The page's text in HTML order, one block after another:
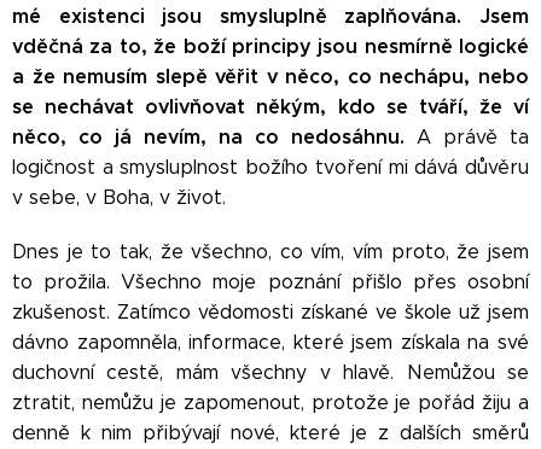
mé existenci jsou smysluplně zaplňována. Jsem
vděčná za to, že boží principy jsou nesmírně logické
a že nemusím slepě věřit v něco, co nechápu, nebo
se nechávat ovlivňovat někým, kdo se tváří, že ví
něco, co já nevím, na co nedosáhnu. A právě ta
logičnost a smysluplnost božího tvoření mi dává důvěru
v sebe, v Boha, v život.
Dnes je to tak, že všechno, co vím, vím proto, že jsem
to prožila. Všechno moje poznání přišlo přes osobní
zkušenost. Zatímco vědomosti získané ve škole už jsem
dávno zapomněla, informace, které jsem získala na své
duchovní cestě, mám všechny v hlavě. Nemůžou se
ztratit, nemůžu je zapomenout, protože je pořád žiju a
denně k nim přibývají nové, které je z dalších směrů